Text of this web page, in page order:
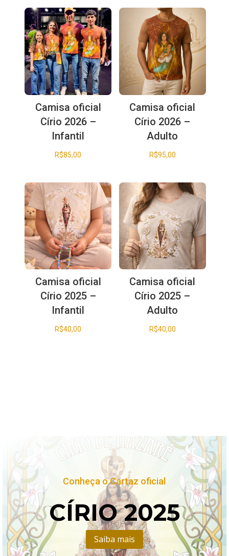
Camisa oficial
Círio 2026 –
Infantil
R$85,00
Camisa oficial
Círio 2026 –
Adulto
R$95,00
Camisa oficial
Círio 2025 –
Infantil
R$40,00
Camisa oficial
Círio 2025 –
Adulto
R$40,00
Conheça o Cartaz oficial
CÍRIO 2025
Saiba mais